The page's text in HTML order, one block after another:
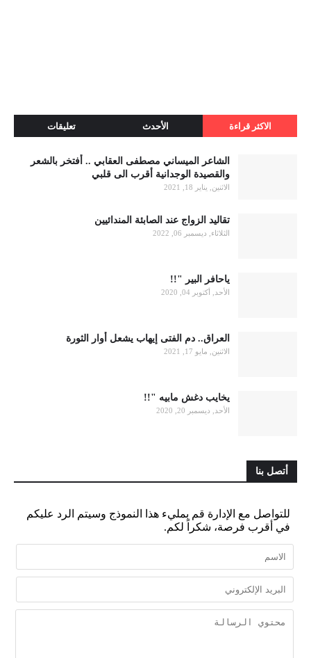
الاكثر قراءة الأحدث تعليقات
الشاعر الميساني مصطفى العقابي .. أفتخر بالشعر
والقصيدة الوجدانية أقرب الى قلبي
الاثنين, يناير 18, 2021
تقاليد الزواج عند الصابئة المندائيين
الثلاثاء, ديسمبر 06, 2022
ياحافر البير "!!
الأحد, أكتوبر 04, 2020
العراق.. دم الفتى إيهاب يشعل أوار الثورة
الاثنين, مايو 17, 2021
يخايب دغش مابيه "!!
الأحد, ديسمبر 20, 2020
أتصل بنا
للتواصل مع الإدارة قم بمليء هذا النموذج وسيتم الرد عليكم
في أقرب فرصة، شكراً لكم.